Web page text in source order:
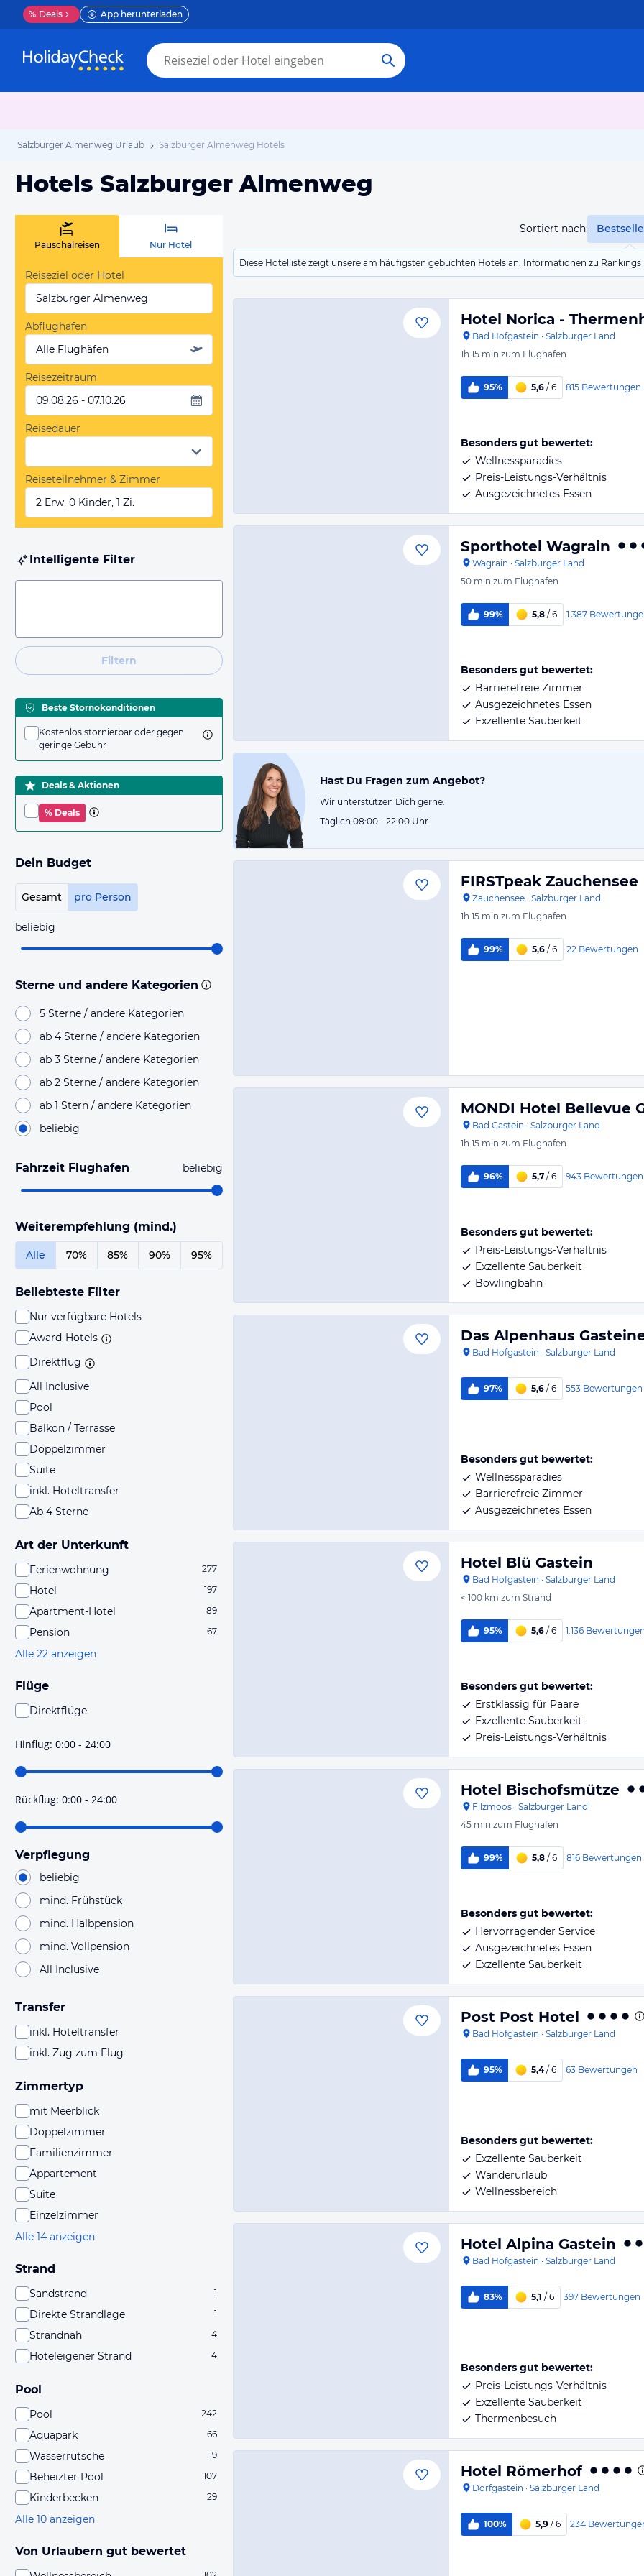
% Deals App herunterladen
Salzburger Almenweg Urlaub Salzburger Almenweg Hotels
Hotels Salzburger Almenweg
Sortiert nach:
Diese Hotelliste zeigt unsere am häufigsten gebuchten Hotels an. Informationen zu
Pauschalreisen Nur Hotel
Reiseziel oder Hotel
Salzburger Almenweg
Abflughafen
Alle Flughäfen
Reisezeitraum
09.08.26 - 07.10.26
Reisedauer
Reiseteilnehmer & Zimmer
2 Erw, 0 Kinder, 1 Zi.
Intelligente Filter
Filtern
Beste Stornokonditionen
Kostenlos stornierbar oder gegen
geringe Gebühr
Deals & Aktionen
% Deals
Dein Budget
Gesamt pro Person
beliebig
Sterne und andere Kategorien
5 Sterne / andere Kategorien
ab 4 Sterne / andere Kategorien
ab 3 Sterne / andere Kategorien
ab 2 Sterne / andere Kategorien
ab 1 Stern / andere Kategorien
beliebig
Fahrzeit Flughafen beliebig
Weiterempfehlung (mind.)
Alle 70% 85% 90% 95%
Beliebteste Filter
Nur verfügbare Hotels
Award-Hotels
Direktflug
All Inclusive
Pool
Balkon / Terrasse
Doppelzimmer
Suite
inkl. Hoteltransfer
Ab 4 Sterne
Art der Unterkunft
Ferienwohnung 277
Hotel 197
Apartment-Hotel 89
Pension 67
Alle 22 anzeigen
Flüge
Direktflüge
hoher Wahrscheinlichkeit Direktflüge sind. Bitte
prüfe vor der Buchung noch einmal die Flugdetails.
Hinflug: 0:00 - 24:00
Rückflug: 0:00 - 24:00
Verpflegung
beliebig
mind. Frühstück
mind. Halbpension
mind. Vollpension
All Inclusive
Transfer
inkl. Hoteltransfer
inkl. Zug zum Flug
Zimmertyp
mit Meerblick
Doppelzimmer
Familienzimmer
Appartement
Suite
Einzelzimmer
Alle 14 anzeigen
Strand
Sandstrand 1
Direkte Strandlage 1
Strandnah 4
Hoteleigener Strand 4
Pool
Pool 242
Aquapark 66
Wasserrutsche 19
Beheizter Pool 107
Kinderbecken 29
Alle 10 anzeigen
Von Urlaubern gut bewertet
Hotel Norica -
Bad Hofgastein · Salzburger Land
1h 15 min zum Flughafen
95% 5,6 / 6 815 Bewertungen
Besonders gut bewertet:
Wellnessparadies
Preis-Leistungs-Verhältnis
Ausgezeichnetes Essen
Sporthotel Wagrain
Wagrain · Salzburger Land
50 min zum Flughafen
99% 5,8 / 6 1.387
Besonders gut bewertet:
Barrierefreie Zimmer
Ausgezeichnetes Essen
Exzellente Sauberkeit
Hast Du Fragen zum Angebot?
Wir unterstützen Dich gerne.
Täglich 08:00 - 22:00 Uhr.
FIRSTpeak Zauchensee
Zauchensee · Salzburger Land
1h 15 min zum Flughafen
99% 5,6 / 6 22 Bewertungen
MONDI Hotel Bellevue
Bad Gastein · Salzburger Land
1h 15 min zum Flughafen
96% 5,7 / 6 943 Bewertungen
Besonders gut bewertet:
Preis-Leistungs-Verhältnis
Exzellente Sauberkeit
Bowlingbahn
Das Alpenhaus
Bad Hofgastein · Salzburger Land
97% 5,6 / 6 553 Bewertungen
Besonders gut bewertet:
Wellnessparadies
Barrierefreie Zimmer
Ausgezeichnetes Essen
Hotel Blü Gastein
Bad Hofgastein · Salzburger Land
< 100 km zum Strand
95% 5,6 / 6 1.136
Besonders gut bewertet:
Erstklassig für Paare
Exzellente Sauberkeit
Preis-Leistungs-Verhältnis
Hotel Bischofsmütze
Filzmoos · Salzburger Land
45 min zum Flughafen
99% 5,8 / 6 816 Bewertungen
Besonders gut bewertet:
Hervorragender Service
Ausgezeichnetes Essen
Exzellente Sauberkeit
Post Post Hotel
Bad Hofgastein · Salzburger Land
95% 5,4/ 6 63 Bewertungen
Besonders gut bewertet:
Exzellente Sauberkeit
Wanderurlaub
Wellnessbereich
Hotel Alpina Gastein
Bad Hofgastein · Salzburger Land
83% 5,1 / 6 397 Bewertungen
Besonders gut bewertet:
Preis-Leistungs-Verhältnis
Exzellente Sauberkeit
Thermenbesuch
Hotel Römerhof
Dorfgastein · Salzburger Land
100% 5,9 / 6 234